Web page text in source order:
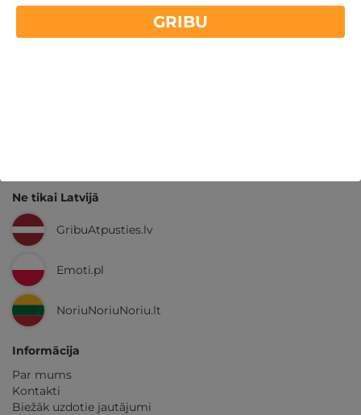
14 dienunaudas atmaksas garantija
Ne tikai Latvijā
GribuAtpusties.lv
Emoti.pl
NoriuNoriuNoriu.lt
Informācija
Par mums
Kontakti
Biežāk uzdotie jautājumi
GRIBU